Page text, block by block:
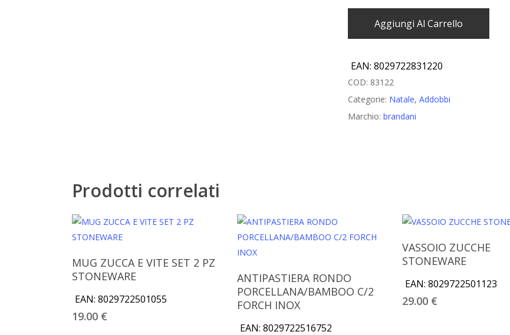
Aggiungi Al Carrello
EAN: 8029722831220
COD: 83122
Categorie: Natale, Addobbi
Marchio: brandani
Prodotti correlati
Aggiungi Al Carrello
MUG ZUCCA E VITE SET 2 PZ
STONEWARE
EAN: 8029722501055
19.00 €
Aggiungi Al Carrello
ANTIPASTIERA RONDO
PORCELLANA/BAMBOO C/2
FORCH INOX
EAN: 8029722516752
Aggiungi Al Carrello
VASSOIO ZUCCHE
STONEWARE
EAN: 8029722501123
29.00 €